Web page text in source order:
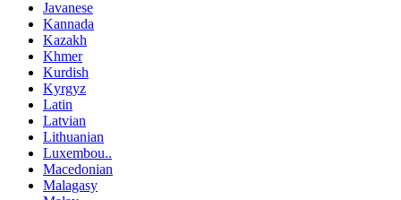
Javanese
Kannada
Kazakh
Khmer
Kurdish
Kyrgyz
Latin
Latvian
Lithuanian
Luxembou..
Macedonian
Malagasy